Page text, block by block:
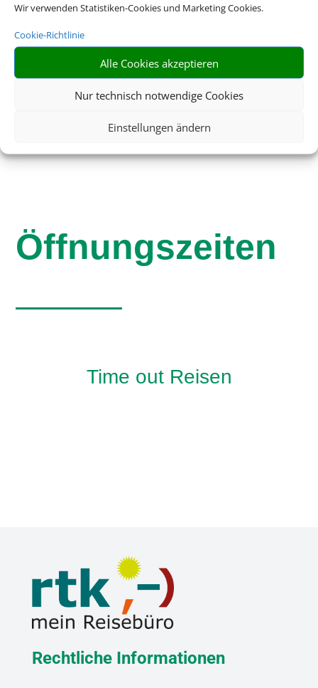
Wir verwenden Statistiken-Cookies und Marketing Cookies.
Cookie-Richtlinie
Alle Cookies akzeptieren
Nur technisch notwendige Cookies
Einstellungen ändern
Schreiben Sie uns eine Email
info@time-out-reisen.de
Öffnungszeiten
Time out Reisen
Rechtliche Informationen